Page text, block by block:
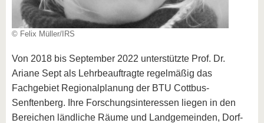
© Felix Müller/IRS
Von 2018 bis September 2022 unterstützte Prof. Dr.
Ariane Sept als Lehrbeauftragte regelmäßig das
Fachgebiet Regionalplanung der BTU Cottbus-
Senftenberg. Ihre Forschungsinteressen liegen in den
Bereichen ländliche Räume und Landgemeinden, Dorf-